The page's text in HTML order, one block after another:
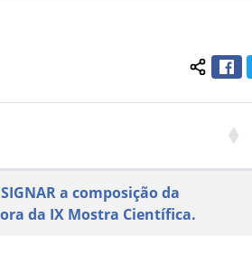
a composição da
da IX Mostra Científica.